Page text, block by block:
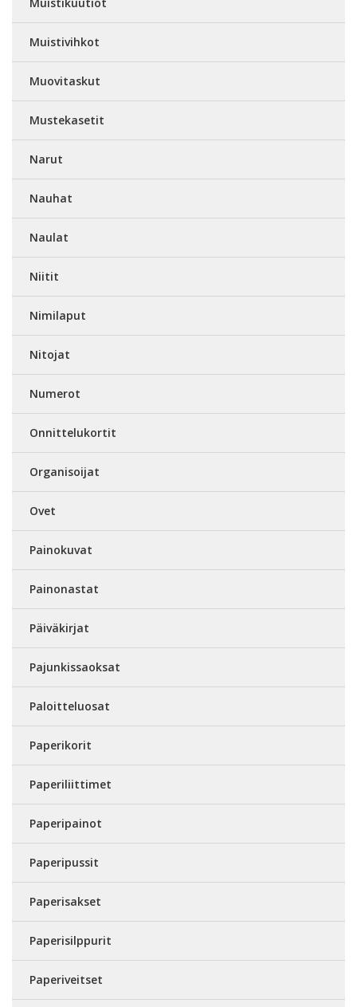
Muistivihkot
Muovitaskut
Mustekasetit
Narut
Nauhat
Naulat
Niitit
Nimilaput
Nitojat
Numerot
Onnittelukortit
Organisoijat
Ovet
Painokuvat
Painonastat
Päiväkirjat
Pajunkissaoksat
Paloitteluosat
Paperikorit
Paperiliittimet
Paperipainot
Paperipussit
Paperisakset
Paperisilppurit
Paperiveitset